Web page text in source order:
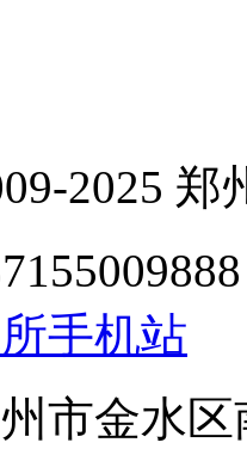
2025
手机站
市金水